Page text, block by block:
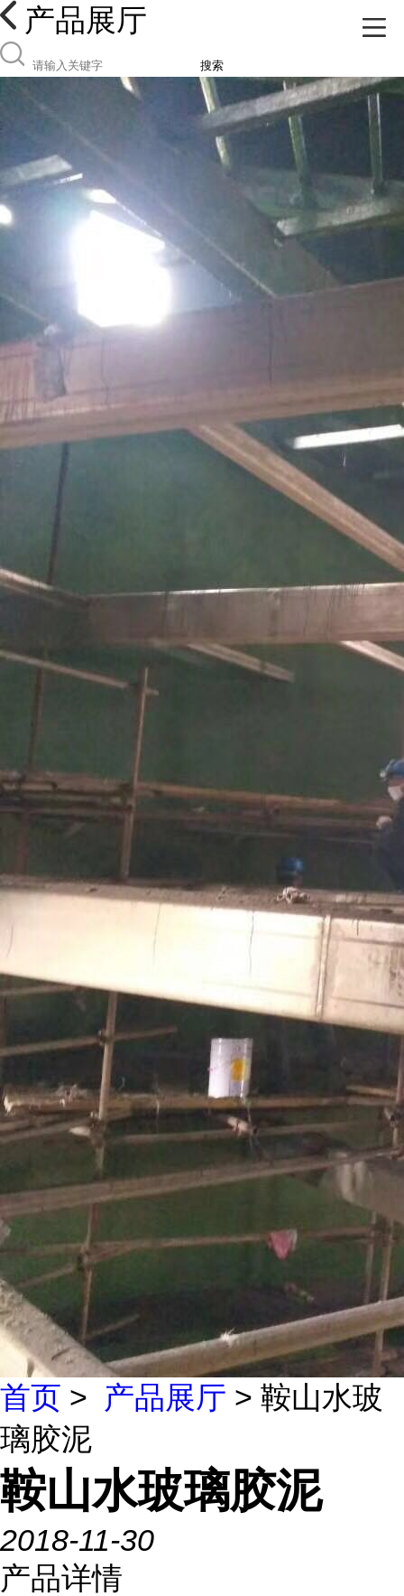
产品展厅
搜索
首页 > 产品展厅 > 鞍山水玻
璃胶泥
鞍山水玻璃胶泥
2018-11-30
产品详情